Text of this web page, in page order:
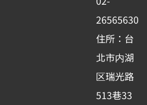
k
-
s
q
u
n
26565630
住所：台
北市内湖
区瑞光路
513巷33